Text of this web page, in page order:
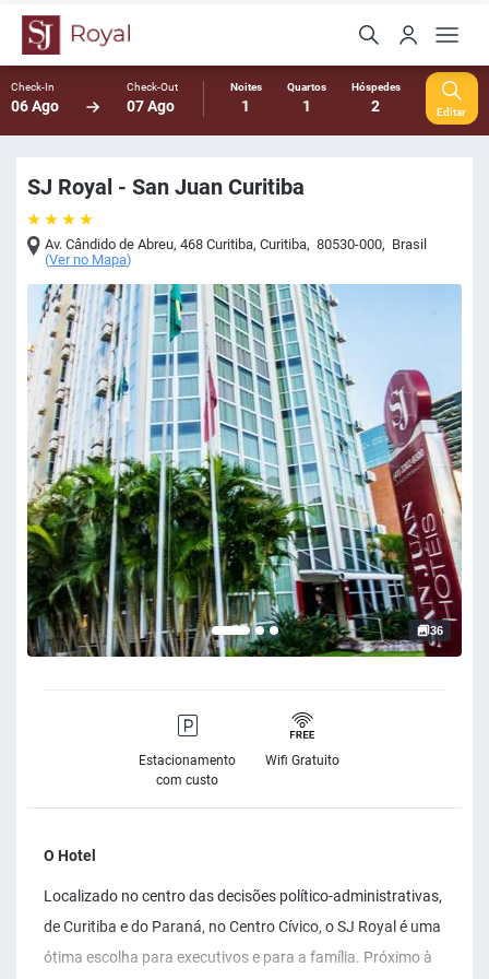
Check-In
06 Ago
Check-Out
07 Ago
Noites
1
Quartos
1
Hóspedes
2 Editar
SJ Royal - San Juan Curitiba
Av. Cândido de Abreu, 468 Curitiba,Curitiba, 80530-000, Brasil
(Ver no Mapa)
36
Estacionamento
com custo
Wifi Gratuito
O Hotel
Localizado no centro das decisões político-administrativas,
de Curitiba e do Paraná, no Centro Cívico, o SJ Royal é uma
ótima escolha para executivos e para a família. Próximo à